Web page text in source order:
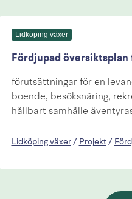
Lidköping växer
Fördjupad översiktsplan
förutsättningar för en
boende, besöksnäring,
hållbart samhälle
Lidköping växer/ Projekt/